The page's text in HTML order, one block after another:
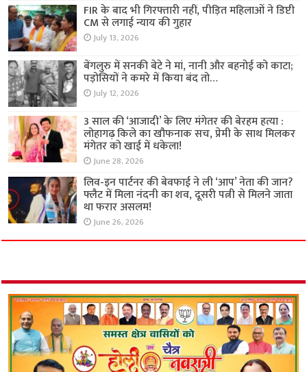
FIR के बाद भी गिरफ्तारी नहीं, पीड़ित महिलाओं ने डिप्टी
CM से लगाई न्याय की गुहार
July 13, 2026
बेंगलुरु में सनकी बेटे ने मां, नानी और बहनोई को काटा;
पड़ोसियों ने कमरे में किया बंद तो…
July 12, 2026
3 साल की ‘आजादी’ के लिए मंगेतर की बेरहम हत्या :
लोहागढ़ किले का खौफनाक सच, प्रेमी के साथ मिलकर
मंगेतर को खाई में धकेला!
June 28, 2026
लिव-इन पार्टनर की बेवफाई ने ली ‘आप’ नेता की जान?
फ्लैट में मिला नंदनी का शव, दूसरी पत्नी से मिलने जाता
था फरार असलम!
June 26, 2026